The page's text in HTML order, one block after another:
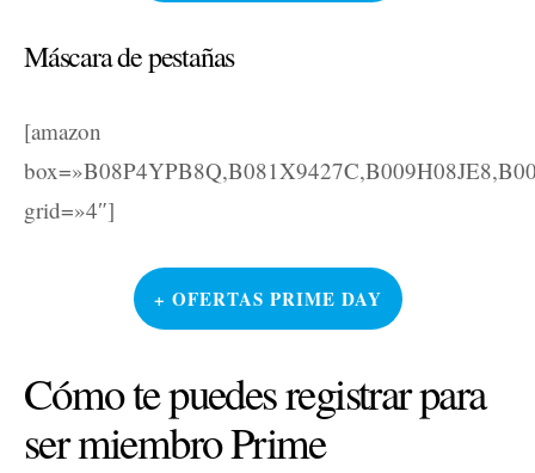
Máscara de pestañas
[amazon
grid=»4″]
+ OFERTAS PRIME DAY
Cómo te puedes registrar para
ser miembro Prime